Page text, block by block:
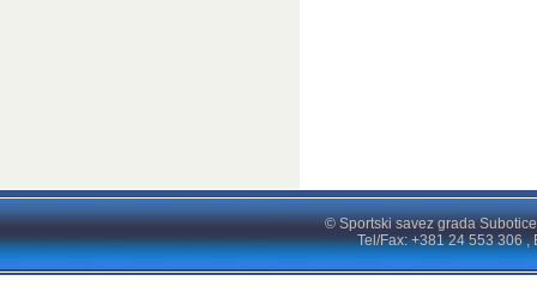
© Sportski savez grada
Tel/Fax: +381 24 553 306 ,